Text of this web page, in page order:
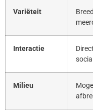
Variëteit
Interactie
Milieu